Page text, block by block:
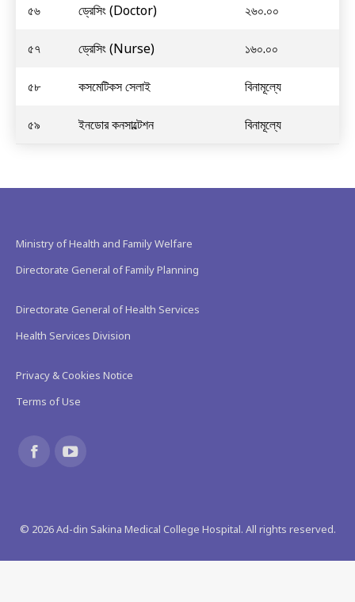
৫৬ ড্রেসিং (Doctor) ২৬০.০০
৫৭ ড্রেসিং (Nurse) ১৬০.০০
৫৮ কসমেটিকস সেলাই বিনামূল্যে
৫৯ ইনডোর কনসাল্টেশন বিনামূল্যে
Ministry of Health and Family Welfare
Directorate General of Family Planning
Directorate General of Health Services
Health Services Division
Privacy & Cookies Notice
Terms of Use
opens
in
opens
in
© 2026Ad-din Sakina Medical College Hospital. All rights reserved.